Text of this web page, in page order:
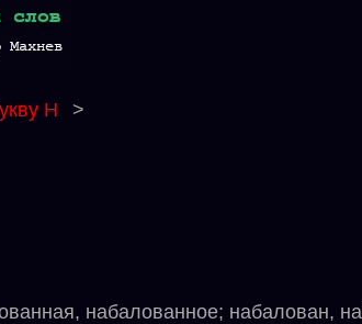
Н >
набалованное; набалован,